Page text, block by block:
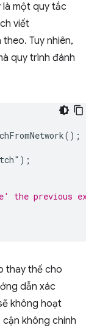
là một quy tắc
viết
Tuy nhiên,
quy trình đánh
();
" );
previous
thay thế cho
dẫn xác
không hoạt
không chính